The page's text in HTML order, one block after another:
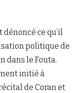
ce qu’il
politique de
dans le Fouta.
initié à
de Coran et